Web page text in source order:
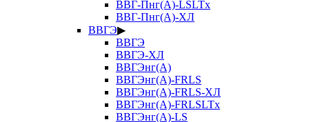
ВВГ-Пнг(А)-LSLTx
ВВГ-Пнг(А)-ХЛ
ВВГЭ▶
ВВГЭ
ВВГЭ-ХЛ
ВВГЭнг(А)
ВВГЭнг(А)-FRLS
ВВГЭнг(А)-FRLS-ХЛ
ВВГЭнг(А)-FRLSLTx
ВВГЭнг(А)-LS